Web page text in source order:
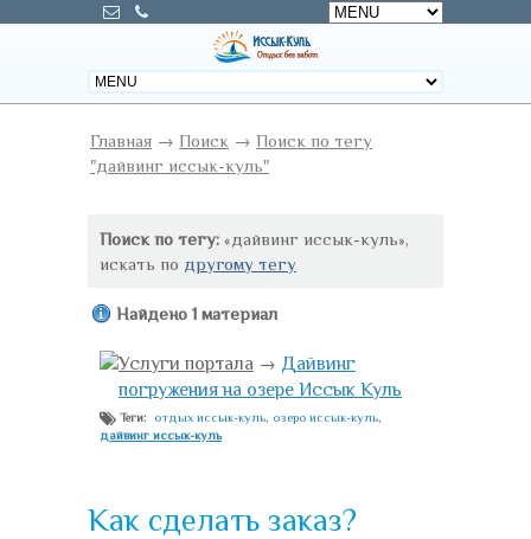
Главная → Поиск → Поиск по тегу
"дайвинг иссык-куль"
Поиск по тегу: «дайвинг иссык-куль»,
искать по другому тегу
Найдено 1 материал
Услуги портала → Дайвинг
погружения на озере Иссык Куль
Теги: отдых иссык-куль озеро иссык-куль
дайвинг иссык-куль
Как сделать заказ?